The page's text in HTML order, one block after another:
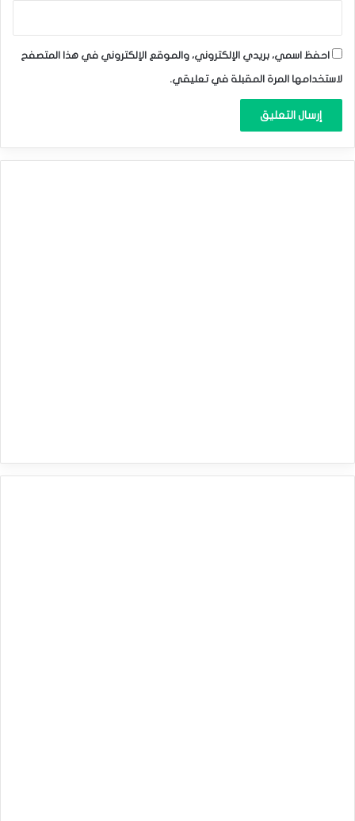
المصدر : اضغط هنا
الباوند
اليورو
احفظ اسمي، بريدي الإلكتروني، والموقع الإلكتروني في هذا المتصفح
لاستخدامها المرة المقبلة في تعليقي.